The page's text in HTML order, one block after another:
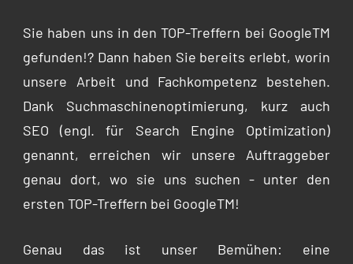
Sie haben uns in den TOP-Treffern bei GoogleTM
gefunden!? Dann haben Sie bereits erlebt, worin
unsere Arbeit und Fachkompetenz bestehen.
Dank Suchmaschinenoptimierung, kurz auch
SEO (engl. für Search Engine Optimization)
genannt, erreichen wir unsere Auftraggeber
genau dort, wo sie uns suchen - unter den
ersten TOP-Treffern bei GoogleTM!
Genau das ist unser Bemühen: eine